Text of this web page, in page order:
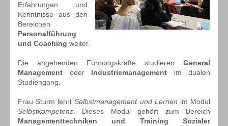
Erfahrungen und
Kenntnisse aus den
Bereichen
Personalführung
und Coaching weiter.
Die angehenden Führungskräfte studieren General
Management oder Industriemanagement im dualen
Studiengang.
Frau Sturm lehrtSelbstmanagement und Lernen im Modul
Selbstkompetenz. Dieses Modul gehört zum Bereich
Managementtechniken und Training Sozialer